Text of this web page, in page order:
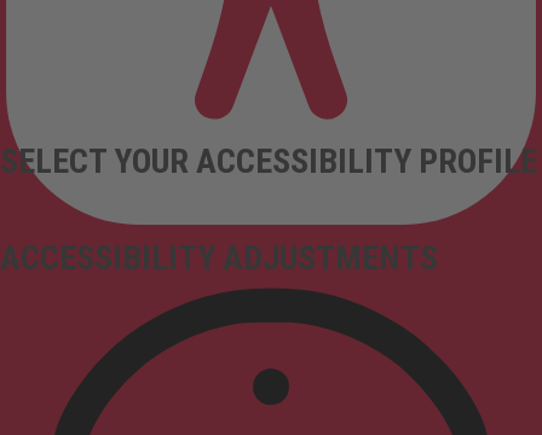
ACCESSIBILITY ADJUSTMENTS
SELECT YOUR ACCESSIBILITY PROFILE